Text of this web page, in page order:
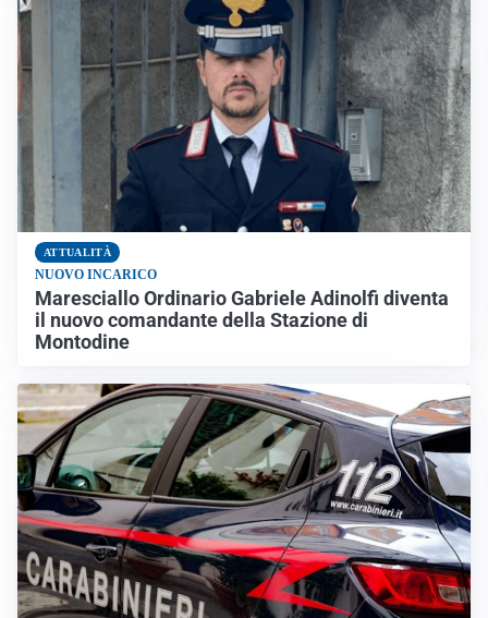
ATTUALITÀ
NUOVO INCARICO
Maresciallo Ordinario Gabriele Adinolfi diventa
il nuovo comandante della Stazione di
Montodine